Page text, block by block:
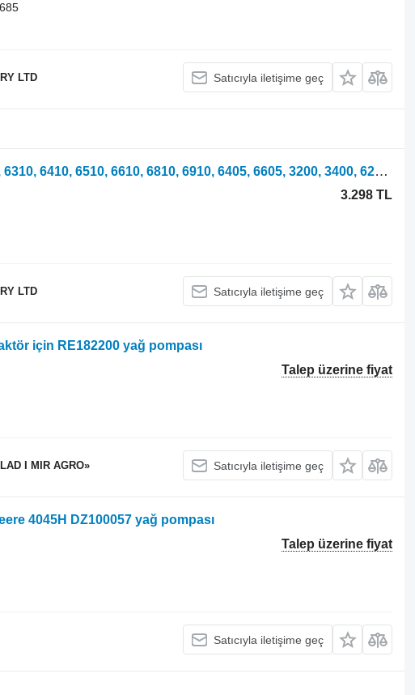
LTD Satıcıyla iletişime geç
John Deere 6010, 6110, 6210, 6310, 6410, 6510, 6610, 6810, 6910, 6405, 6605, 3200, 3400, 6205, 6505, 6020, 6120, 6220, 6320, 6420, 6520, 6620, 6820, 6920, 6215, 6515, 6120, 6220, 6320, 6420, 6615, 6715, 5620, 5720, 5820, 531010, 5410, 5510, 3800, 3215, 3220, 3415, 3420 tekerlekli traktör için John Deere 6010, 6110, 6210, 6310, 3200, 6020, 6220 Motor Yağ Pompası Re50491 RE504914
3.298 TL
LTD Satıcıyla iletişime geç
için RE182200 yağ pompası
Talep üzerine fiyat
I MIR AGRO» Satıcıyla iletişime geç
4045H DZ100057 yağ pompası
Talep üzerine fiyat
Satıcıyla iletişime geç